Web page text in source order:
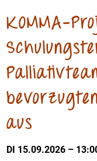
KOMMA-
aus
DI 15.09.2026 –